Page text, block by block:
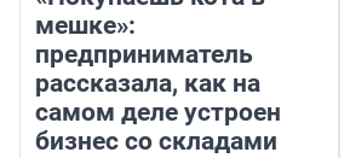
мешке»:
предприниматель
рассказала, как на
самом деле устроен
бизнес со складами